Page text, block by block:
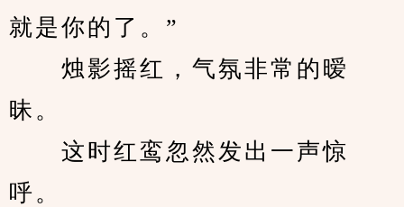
就是你的了。”
烛影摇红，气氛非常的暧
昧。
这时红鸾忽然发出一声惊
呼。